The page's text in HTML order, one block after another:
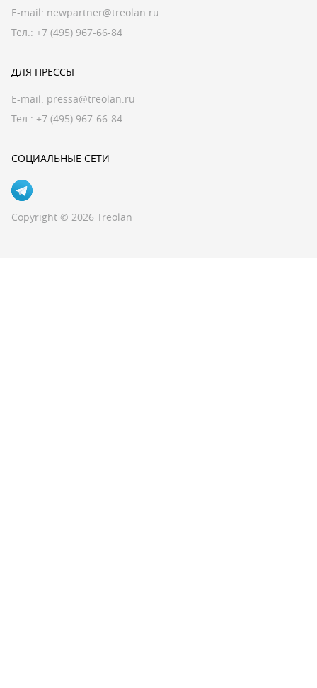
E-mail: newpartner@treolan.ru
Тел.: +7 (495) 967-66-84
ДЛЯ ПРЕССЫ
E-mail: pressa@treolan.ru
Тел.: +7 (495) 967-66-84
СОЦИАЛЬНЫЕ СЕТИ
Copyright © 2026 Treolan